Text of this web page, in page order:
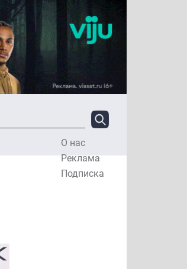
О нас
Реклама
Подписка